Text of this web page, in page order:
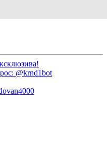
@krnd1bot